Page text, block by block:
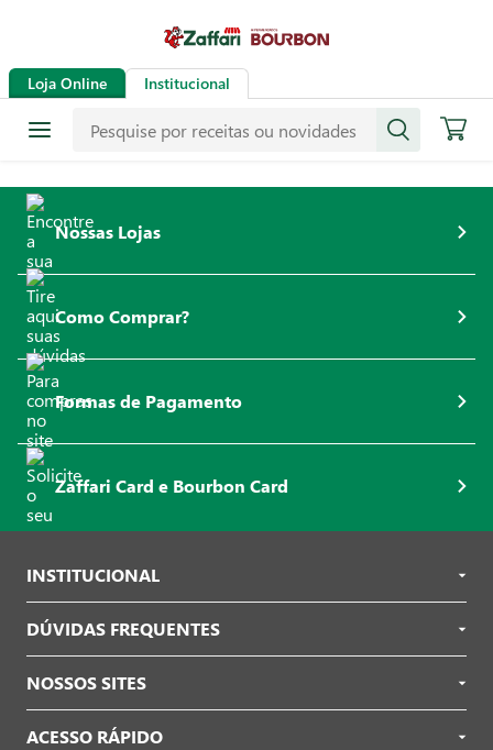
Loja Online Institucional
Nossas Lojas
Como Comprar?
Formas de Pagamento
Zaffari Card e Bourbon Card
INSTITUCIONAL
DÚVIDAS FREQUENTES
NOSSOS SITES
ACESSO RÁPIDO